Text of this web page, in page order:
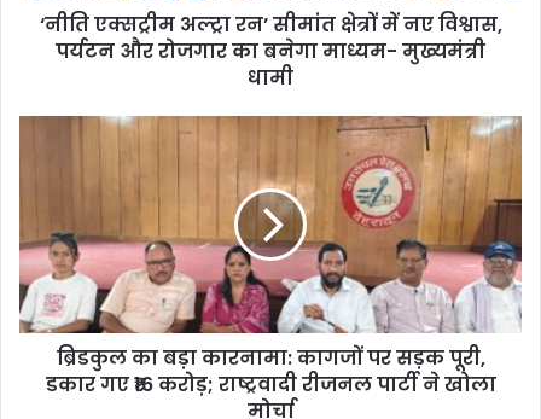
न
ए
वि
श्वा
‘नीति एक्सट्रीम अल्ट्रा रन’ सीमांत क्षेत्रों में नए विश्वास,
पर्यटन और रोजगार का बनेगा माध्यम- मुख्यमंत्री
धामी
ब
ड़ा
का
र
ब्रिडकुल का बड़ा कारनामा: कागजों पर सड़क पूरी,
डकार गए ₹16 करोड़; राष्ट्रवादी रीजनल पार्टी ने खोला
मोर्चा